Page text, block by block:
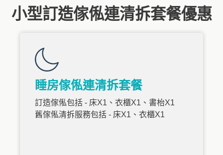
小型訂造傢俬連清拆套餐優惠
睡房傢俬連清拆套餐
訂造傢俬包括 - 床X1、衣櫃X1、書枱X1
舊傢俬清拆服務包括 - 床X1、衣櫃X1